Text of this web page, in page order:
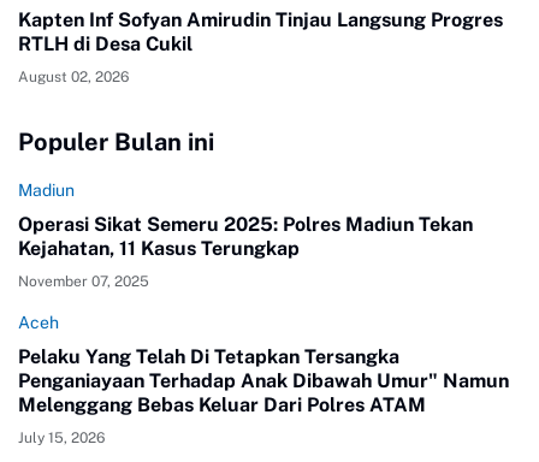
Kapten Inf Sofyan Amirudin Tinjau Langsung Progres
RTLH di Desa Cukil
August 02, 2026
Populer Bulan ini
Madiun
Operasi Sikat Semeru 2025: Polres Madiun Tekan
Kejahatan, 11 Kasus Terungkap
November 07, 2025
Aceh
Pelaku Yang Telah Di Tetapkan Tersangka
Penganiayaan Terhadap Anak Dibawah Umur" Namun
Melenggang Bebas Keluar Dari Polres ATAM
July 15, 2026